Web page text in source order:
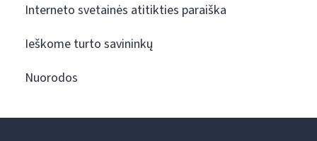
Interneto svetainės atitikties paraiška
Ieškome turto savininkų
Nuorodos